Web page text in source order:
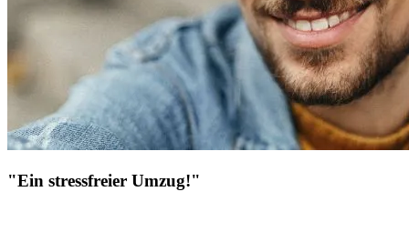
"Ein stressfreier Umzug!"